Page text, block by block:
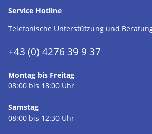
Service Hotline
Telefonische Unterstützung und
+43 (0) 4276 39 9 37
Montag bis Freitag
08:00 bis 18:00 Uhr
Samstag
08:00 bis 12:30 Uhr